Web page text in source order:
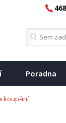
Poradna
koupání